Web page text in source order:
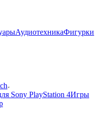
АудиотехникаФигурки
Sony PlayStation 4Игры